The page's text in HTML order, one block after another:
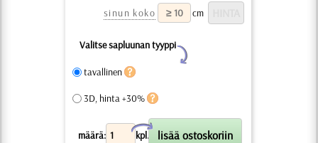
sinun koko
cm
Valitse sapluunan tyyppi
Y
tavallinen
3D, hinta +30%
määrä: kpl.
X